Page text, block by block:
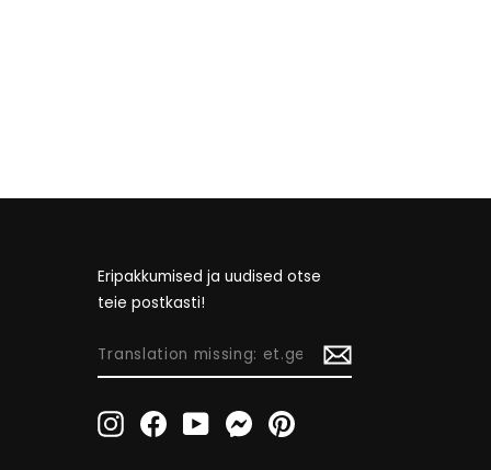
Eripakkumised ja uudised otse
teie postkasti!
TRANSLATION
InstagramFacebookYouTubeMessenger